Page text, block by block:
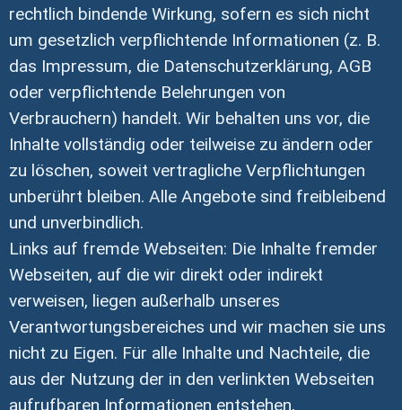
rechtlich bindende Wirkung, sofern es sich nicht
um gesetzlich verpflichtende Informationen (z. B.
das Impressum, die Datenschutzerklärung, AGB
oder verpflichtende Belehrungen von
Verbrauchern) handelt. Wir behalten uns vor, die
Inhalte vollständig oder teilweise zu ändern oder
zu löschen, soweit vertragliche Verpflichtungen
unberührt bleiben. Alle Angebote sind freibleibend
und unverbindlich.
Links auf fremde Webseiten: Die Inhalte fremder
Webseiten, auf die wir direkt oder indirekt
verweisen, liegen außerhalb unseres
Verantwortungsbereiches und wir machen sie uns
nicht zu Eigen. Für alle Inhalte und Nachteile, die
aus der Nutzung der in den verlinkten Webseiten
aufrufbaren Informationen entstehen,